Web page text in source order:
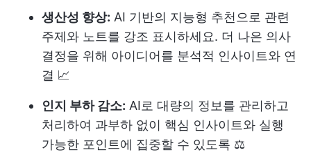
생산성 향상: AI 기반의 지능형 추천으로 관련
주제와 노트를 강조 표시하세요. 더 나은 의사
결정을 위해 아이디어를 분석적 인사이트와 연
결 📈
인지 부하 감소: AI로 대량의 정보를 관리하고
처리하여 과부하 없이 핵심 인사이트와 실행
가능한 포인트에 집중할 수 있도록 ⚖️